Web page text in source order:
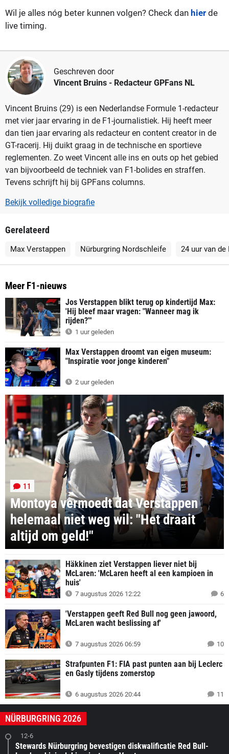
Wil je alles nóg beter kunnen volgen? Check dan hier de
live timing.
Geschreven door
Vincent Bruins - Redacteur GPFans NL
Vincent Bruins (29) is een Nederlandse Formule 1-redacteur
met vier jaar ervaring in de F1-journalistiek. Hij heeft meer
dan tien jaar ervaring als redacteur en content creator in de
GT-racerij. Hij duikt graag in de technische en sportieve
reglementen. Zo weet Vincent alle ins en outs op het gebied
van bijvoorbeeld de techniek van F1-bolides en straffen.
Tevens schrijft hij bij GPFans columns.
Bekijk volledige biografie
Gerelateerd
Max Verstappen Nürburgring Nordschleife 24 uur van de
Meer F1-nieuws
Jos Verstappen blikt terug op kindertijd Max:
'Hij bleef maar vragen: "Wanneer mag ik
rijden?"'
1 uur geleden
Max Verstappen droomt van eigen museum:
"Inspiratie voor jonge kinderen"
2 uur geleden
Montoya vermoedt dat Verstappen
helemaal niet weg wil: "Het draait
altijd om geld!"
11
Häkkinen ziet Verstappen liever niet bij
McLaren: 'McLaren heeft al een kampioen in
huis'
7 augustus 2026 12:22 6
'Verstappen geeft Red Bull nog geen jawoord,
McLaren wacht beslissing af'
7 augustus 2026 06:59 10
Strafpunten F1: FIA past punten aan bij Leclerc
en Gasly tijdens zomerstop
6 augustus 2026 20:44 11
NÜRBURGRING 2026
12-6
Stewards Nürburgring bevestigen diskwalificatie Red Bull-